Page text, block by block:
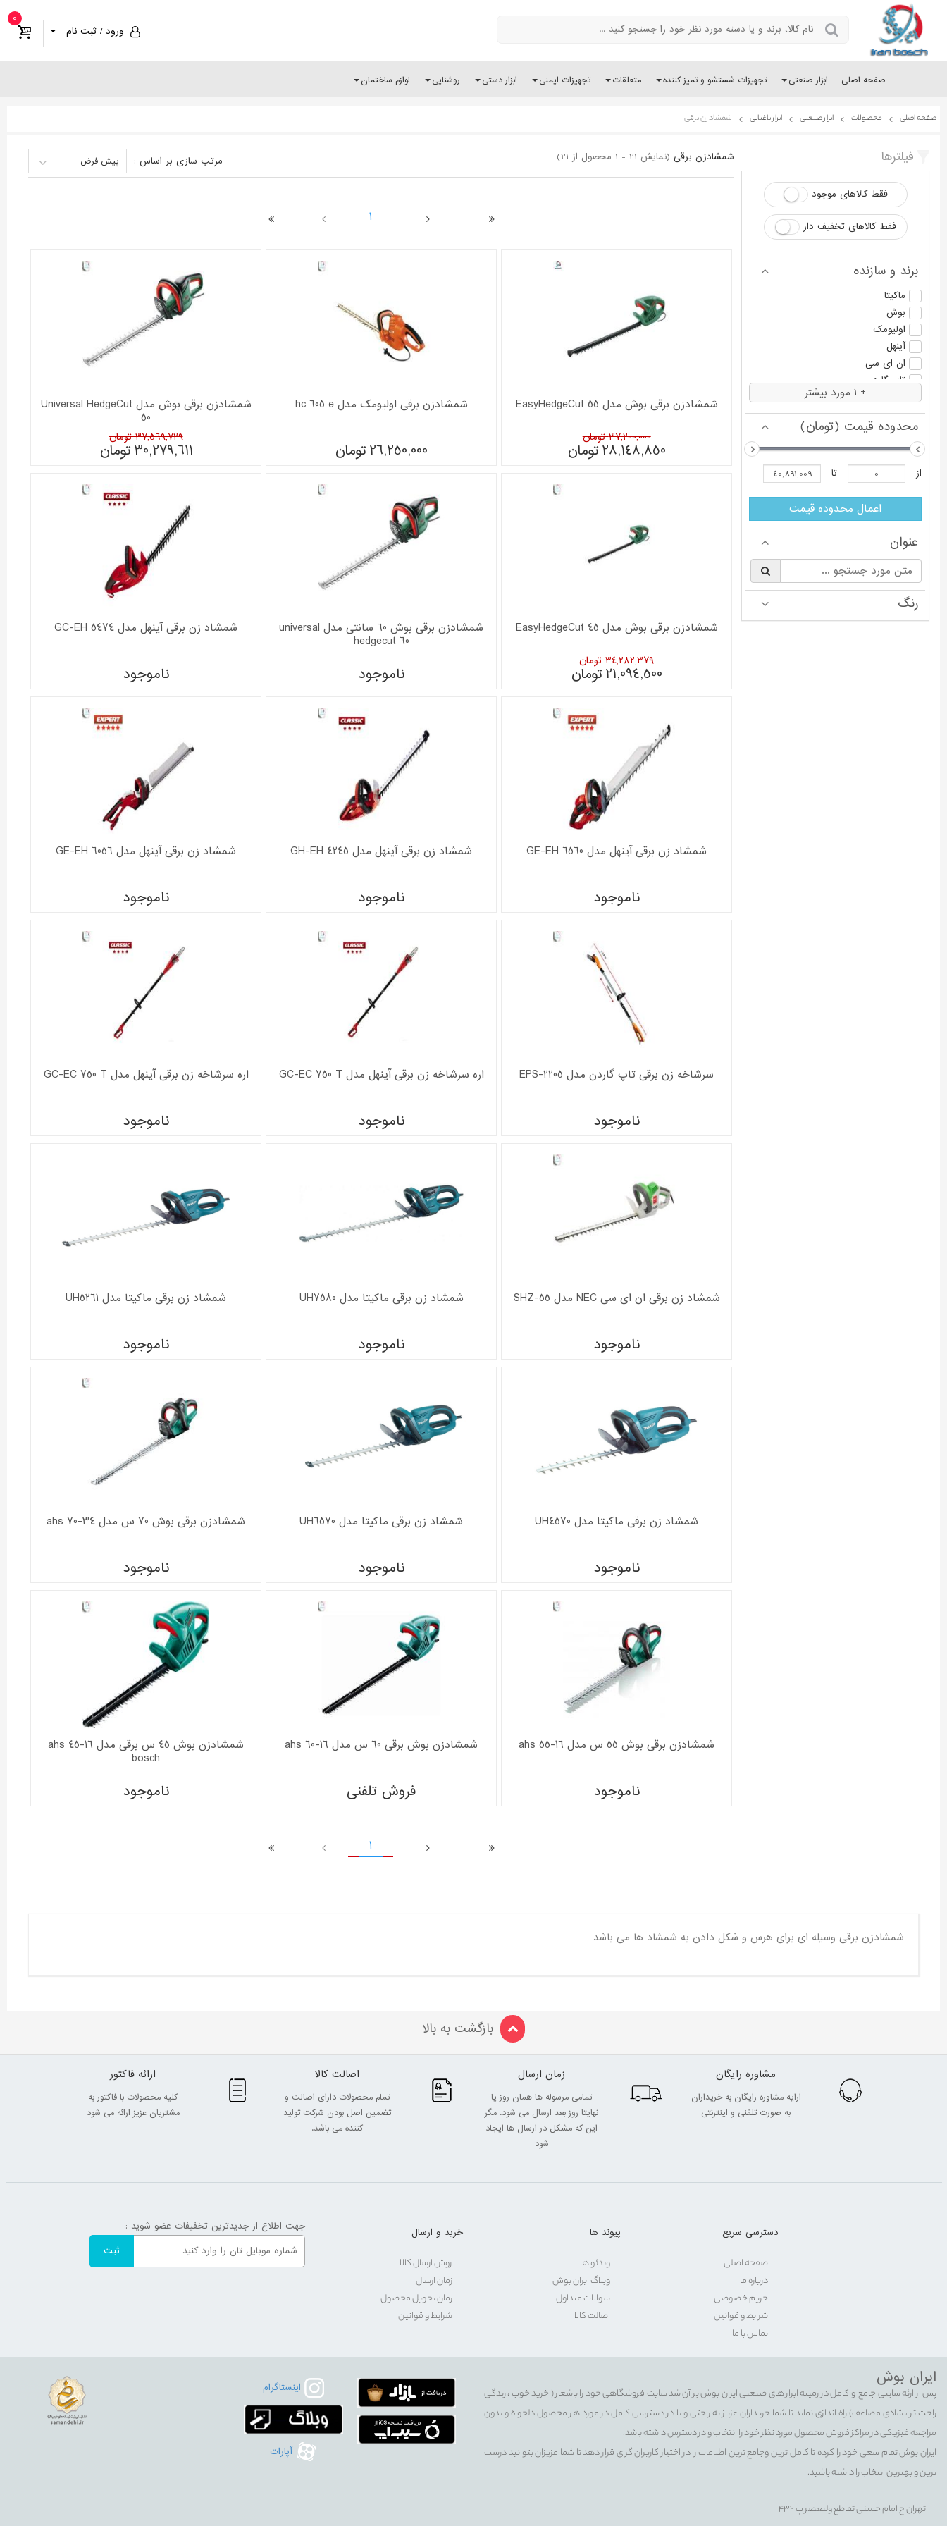
0
ورود / ثبت نام
صفحه اصلی ابزار صنعتی تجهیزات شستشو و تمیز کننده متعلقات تجهیزات ایمنی ابزار دستی روشنایی لوازم ساختمان
صفحه اصلی محصولات ابزار صنعتی ابزار باغبانی شمشادزن برقی
فیلترها
فقط کالاهای موجود
فقط کالاهای تخفیف دار
برند و سازنده
ماکیتا
بوش
اولیومک
آینهل
ان ای سی
تاپ گاردن
+ 1 مورد بیشتر
محدوده قیمت (تومان)
از تا
اعمال محدوده قیمت
عنوان
§
رنگ
شمشادزن برقی (نمایش 21 - 1 محصول از 21) مرتب سازی بر اساس: پیش فرض
1
شمشادزن برقی بوش مدل EasyHedgeCut 55
37,200,000 تومان
28,148,850 تومان
شمشادزن برقی اولیومک مدل hc 605 e
26,250,000 تومان
شمشادزن برقی بوش مدل Universal HedgeCut
50
37,569,729 تومان
30,279,611 تومان
شمشادزن برقی بوش مدل EasyHedgeCut 45
34,282,379 تومان
21,094,500 تومان
شمشادزن برقی بوش 60 سانتی مدل universal
hedgecut 60
ناموجود
شمشاد زن برقی آینهل مدل GC-EH 5474
ناموجود
شمشاد زن برقی آینهل مدل GE-EH 6560
ناموجود
شمشاد زن برقی آینهل مدل GH-EH 4245
ناموجود
شمشاد زن برقی آینهل مدل GE-EH 6056
ناموجود
سرشاخه زن برقی تاپ گاردن مدل EPS-2205
ناموجود
اره سرشاخه زن برقی آینهل مدل GC-EC 750 T
ناموجود
اره سرشاخه زن برقی آینهل مدل GC-EC 750 T
ناموجود
شمشاد زن برقی ان ای سی NEC مدل SHZ-55
ناموجود
شمشاد زن برقی ماکیتا مدل UH7580
ناموجود
شمشاد زن برقی ماکیتا مدل UH5261
ناموجود
شمشاد زن برقی ماکیتا مدل UH4570
ناموجود
شمشاد زن برقی ماکیتا مدل UH6570
ناموجود
شمشادزن برقی بوش 70 س مدل ahs 70-34
ناموجود
شمشادزن برقی بوش 55 س مدل ahs 55-16
ناموجود
شمشادزن بوش برقی 60 س مدل ahs 60-16
فروش تلفنی
شمشادزن بوش 45 س برقی مدل ahs 45-16
bosch
ناموجود
1
شمشادزن برقی وسیله ای برای هرس و شکل دادن به شمشاد ها می باشد
بازگشت به بالا
مشاوره رایگان
ارایه مشاوره رایگان به خریداران
به صورت تلفنی و اینترنتی
زمان ارسال
تمامی مرسوله ها همان روز یا
نهایتا روز بعد ارسال می شود. مگر
این که مشکل در ارسال ها ایجاد
شود
اصالت کالا
تمام محصولات دارای اصالت و
تضمین اصل بودن شرکت تولید
کننده می باشد.
ارائه فاکتور
کلیه محصولات با فاکتور به
مشتریان عزیز ارائه می شود
دسترسی سریع
صفحه اصلی
درباره ما
حریم خصوصی
شرایط و قوانین
تماس با ما
پیوند ها
ویدئو ها
وبلاگ ایران بوش
سوالات متداول
اصالت کالا
خرید و ارسال
روش ارسال کالا
زمان ارسال
زمان تحویل محصول
شرایط و قوانین
جهت اطلاع از جدیدترین تخفیفات عضو شوید :
ایران بوش
پس از ارئه سایتی جامع و کامل در زمینه ابزار های صنعتی ایران بوش بر آن شد سایت فروشگاهی خود را باشعار ( خرید خوب ، زندگی
راحت تر ، شادی مضاعف) راه اندازی نماید تا شما خریداران عزیز به راحتی و با در دسترسی کامل در مورد هر محصول دلخواه و بدون
مراجعه فیزیکی در مراکز فروش محصول مورد نظر خود را انتخاب و در دسترس داشته باشد.
ایران بوش تمام سعی خود را کرده تا کامل ترین وجامع ترین اطلاعات را در اختیار کاربران گرای قرار دهد تا شما عزیزان بتوانید درست
ترین و بهترین انتخاب را داشته باشید.
تهران خ امام خمینی تقاطع ولیعصر پ 432
اینستاگرام
آپارات